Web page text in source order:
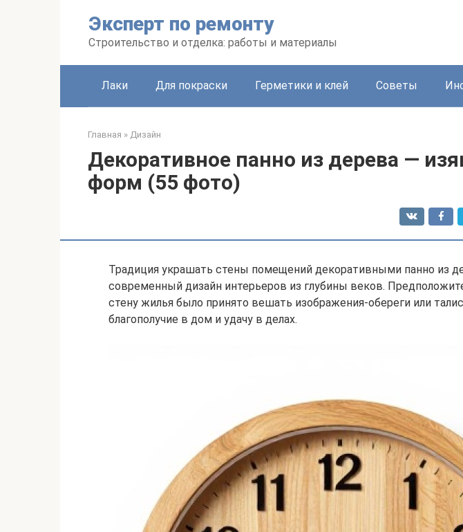
Эксперт по ремонту
Строительство и отделка: работы и материалы
Лаки Для покраски Герметики и клей Советы
Главная » Дизайн
Декоративное панно из дерева —
форм (55 фото)
Традиция украшать стены помещений декоративными панно из
современный дизайн интерьеров из глубины веков.
стену жилья было принято вешать изображения-обереги или
благополучие в дом и удачу в делах.